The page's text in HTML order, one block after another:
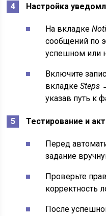
Настройка
На вкладке
сообщений по
успешном или
Включите
вкладкеSteps
указав путь к
Тестирование и
Перед
задание
Проверьте
корректность
После